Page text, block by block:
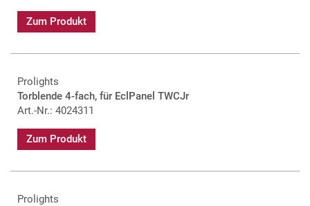
Zum Produkt
Prolights
Torblende 4-fach, für EclPanel TWCJr
Art.-Nr.: 4024311
Zum Produkt
Prolights